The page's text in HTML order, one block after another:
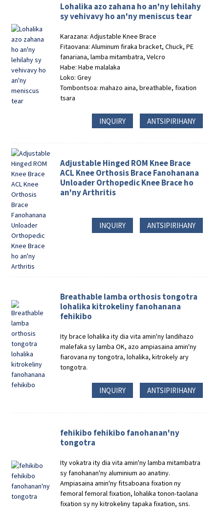
Lohalika azo zahana ho an'ny lehilahy
sy vehivavy ho an'ny meniscus tear
Karazana: Adjustable Knee Brace
Fitaovana: Aluminum firaka bracket, Chuck, PE
fanariana, lamba mitambatra, Velcro
Habe: Habe malalaka
Loko: Grey
Tombontsoa: mahazo aina, breathable, fixation
tsara
INQUIRY ANTSIPIRIHANY
Adjustable Hinged ROM Knee Brace
ACL Knee Orthosis Brace Fanohanana
Unloader Orthopedic Knee Brace ho
an'ny Arthritis
INQUIRY ANTSIPIRIHANY
Breathable lamba orthosis tongotra
lohalika kitrokeliny fanohanana
fehikibo
Ity brace lohalika ity dia vita amin'ny landihazo
malefaka sy lamba OK, azo ampiasaina amin'ny
fiarovana ny tongotra, lohalika, kitrokely ary
tongotra.
INQUIRY ANTSIPIRIHANY
fehikibo fehikibo fanohanan'ny
tongotra
Ity vokatra ity dia vita amin'ny lamba mitambatra
sy fanohanan'ny aluminium ao anatiny.
Ampiasaina amin'ny fitsaboana fixation ny
femoral femoral fixation, lohalika tonon-taolana
fixation sy ny kitrokeliny tapaka fixation, sns.